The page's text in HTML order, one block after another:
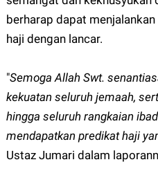
berharap dapat
haji dengan lancar.
"Semoga Allah Swt.
kekuatan seluruh jemaah,
hingga seluruh rangkaian
mendapatkan predikat haji
Ustaz Jumari dalam